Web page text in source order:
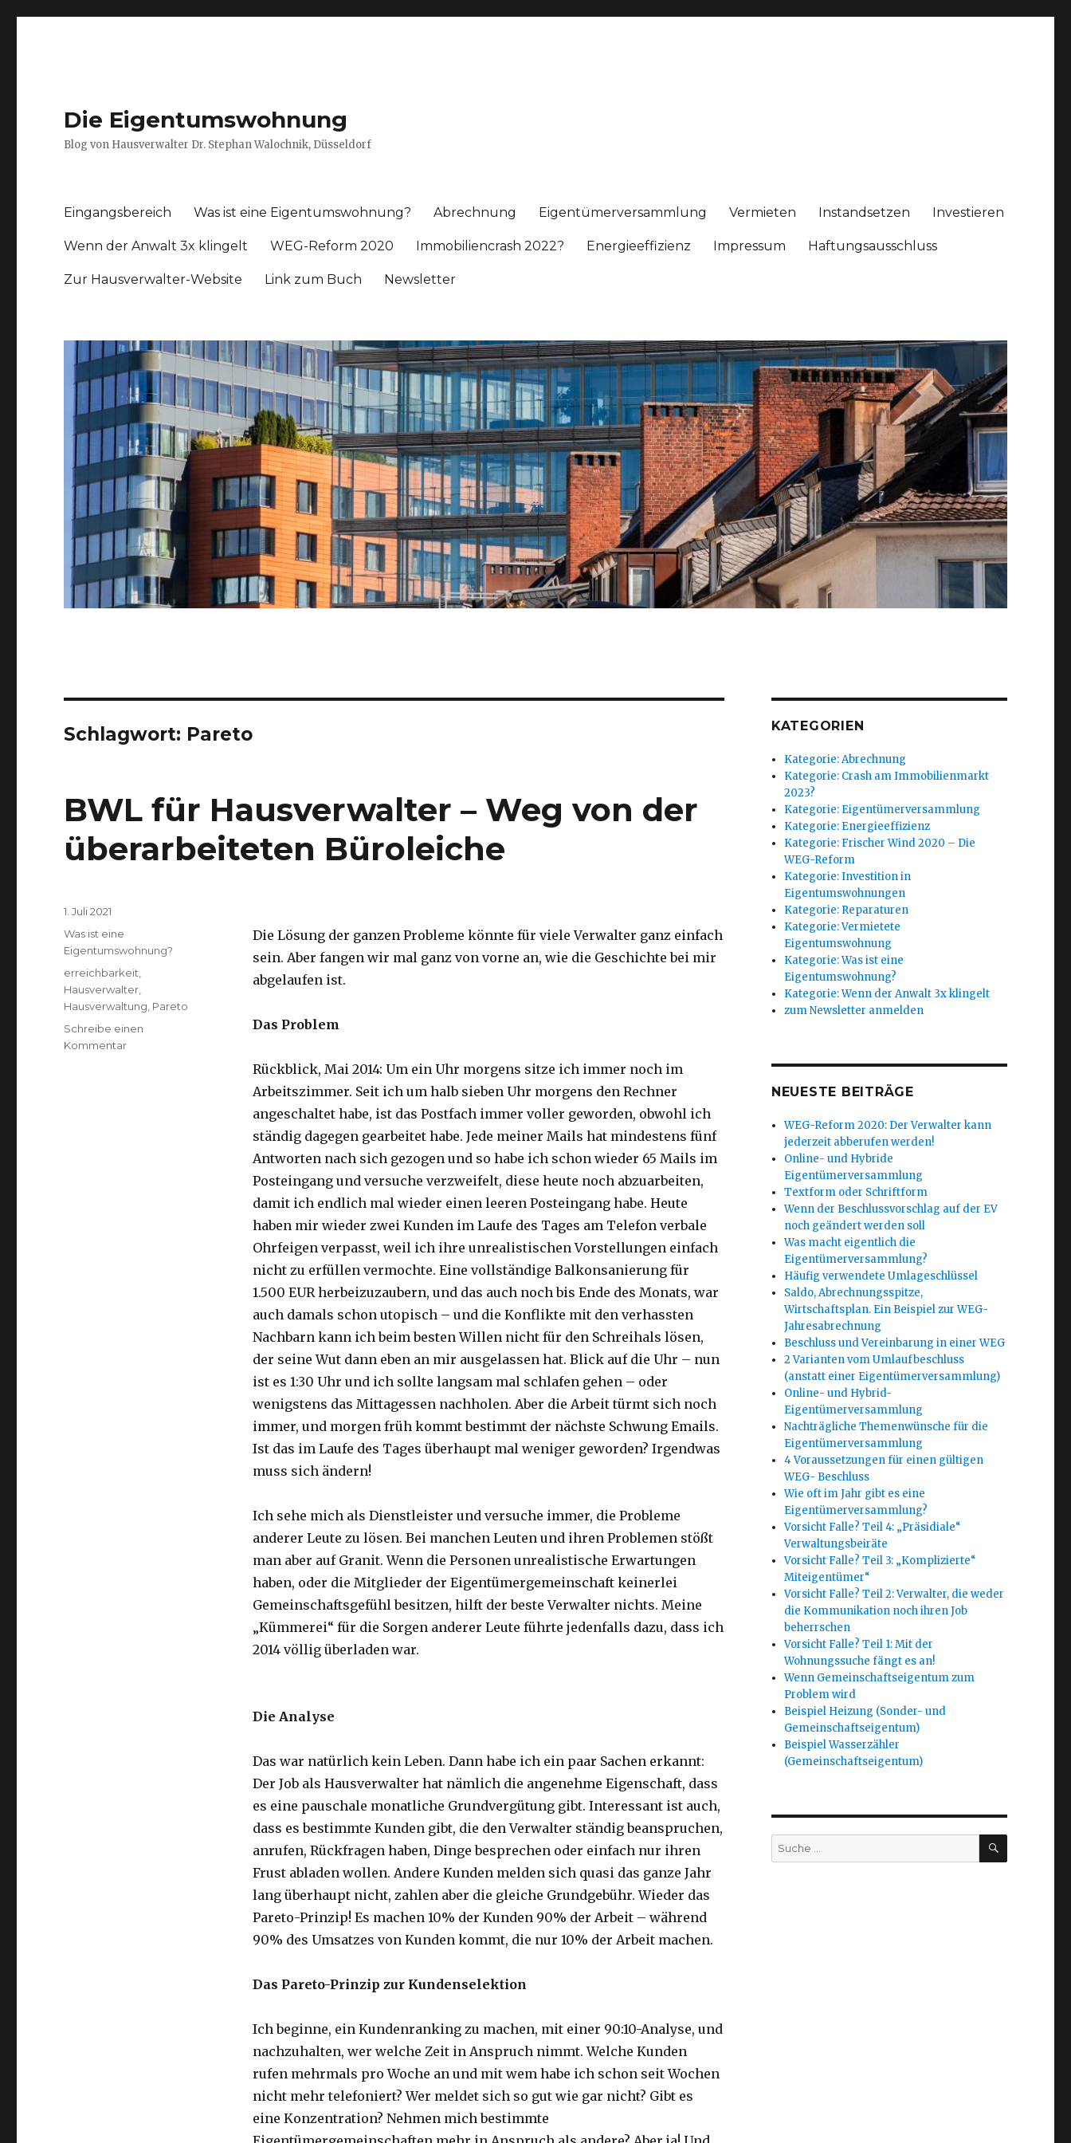
Die Eigentumswohnung
Blog von Hausverwalter Dr. Stephan Walochnik, Düsseldorf
Eingangsbereich Was ist eine Eigentumswohnung? Abrechnung Eigentümerversammlung Vermieten Instandsetzen Investieren
Wenn der Anwalt 3x klingelt WEG-Reform 2020 Immobiliencrash 2022? Energieeffizienz Impressum Haftungsausschluss
Zur Hausverwalter-Website Link zum Buch Newsletter
Schlagwort: Pareto
BWL für Hausverwalter – Weg von der
überarbeiteten Büroleiche
Die Lösung der ganzen Probleme könnte für viele Verwalter ganz einfach
sein. Aber fangen wir mal ganz von vorne an, wie die Geschichte bei mir
abgelaufen ist.
Das Problem
Rückblick, Mai 2014: Um ein Uhr morgens sitze ich immer noch im
Arbeitszimmer. Seit ich um halb sieben Uhr morgens den Rechner
angeschaltet habe, ist das Postfach immer voller geworden, obwohl ich
ständig dagegen gearbeitet habe. Jede meiner Mails hat mindestens fünf
Antworten nach sich gezogen und so habe ich schon wieder 65 Mails im
Posteingang und versuche verzweifelt, diese heute noch abzuarbeiten,
damit ich endlich mal wieder einen leeren Posteingang habe. Heute
haben mir wieder zwei Kunden im Laufe des Tages am Telefon verbale
Ohrfeigen verpasst, weil ich ihre unrealistischen Vorstellungen einfach
nicht zu erfüllen vermochte. Eine vollständige Balkonsanierung für
1.500 EUR herbeizuzaubern, und das auch noch bis Ende des Monats, war
auch damals schon utopisch – und die Konflikte mit den verhassten
Nachbarn kann ich beim besten Willen nicht für den Schreihals lösen,
der seine Wut dann eben an mir ausgelassen hat. Blick auf die Uhr – nun
ist es 1:30 Uhr und ich sollte langsam mal schlafen gehen – oder
wenigstens das Mittagessen nachholen. Aber die Arbeit türmt sich noch
immer, und morgen früh kommt bestimmt der nächste Schwung Emails.
Ist das im Laufe des Tages überhaupt mal weniger geworden? Irgendwas
muss sich ändern!
Ich sehe mich als Dienstleister und versuche immer, die Probleme
anderer Leute zu lösen. Bei manchen Leuten und ihren Problemen stößt
man aber auf Granit. Wenn die Personen unrealistische Erwartungen
haben, oder die Mitglieder der Eigentümergemeinschaft keinerlei
Gemeinschaftsgefühl besitzen, hilft der beste Verwalter nichts. Meine
„Kümmerei“ für die Sorgen anderer Leute führte jedenfalls dazu, dass ich
2014 völlig überladen war.
Die Analyse
Das war natürlich kein Leben. Dann habe ich ein paar Sachen erkannt:
Der Job als Hausverwalter hat nämlich die angenehme Eigenschaft, dass
es eine pauschale monatliche Grundvergütung gibt. Interessant ist auch,
dass es bestimmte Kunden gibt, die den Verwalter ständig beanspruchen,
anrufen, Rückfragen haben, Dinge besprechen oder einfach nur ihren
Frust abladen wollen. Andere Kunden melden sich quasi das ganze Jahr
lang überhaupt nicht, zahlen aber die gleiche Grundgebühr. Wieder das
Pareto-Prinzip! Es machen 10% der Kunden 90% der Arbeit – während
90% des Umsatzes von Kunden kommt, die nur 10% der Arbeit machen.
Das Pareto-Prinzip zur Kundenselektion
Ich beginne, ein Kundenranking zu machen, mit einer 90:10-Analyse, und
nachzuhalten, wer welche Zeit in Anspruch nimmt. Welche Kunden
rufen mehrmals pro Woche an und mit wem habe ich schon seit Wochen
nicht mehr telefoniert? Wer meldet sich so gut wie gar nicht? Gibt es
eine Konzentration? Nehmen mich bestimmte
Veröffentlicht
am
1. Juli 2021
Kategorien
Was ist eine
Eigentumswohnung?
Schlagwörter
erreichbarkeit,
Hausverwalter,
Hausverwaltung, Pareto
Schreibe einen
Kommentarzu
KATEGORIEN
Kategorie: Abrechnung
Kategorie: Crash am Immobilienmarkt
2023?
Kategorie: Eigentümerversammlung
Kategorie: Energieeffizienz
Kategorie: Frischer Wind 2020 – Die
WEG-Reform
Kategorie: Investition in
Eigentumswohnungen
Kategorie: Reparaturen
Kategorie: Vermietete
Eigentumswohnung
Kategorie: Was ist eine
Eigentumswohnung?
Kategorie: Wenn der Anwalt 3x klingelt
zum Newsletter anmelden
NEUESTE BEITRÄGE
WEG-Reform 2020: Der Verwalter kann
jederzeit abberufen werden!
Online- und Hybride
Eigentümerversammlung
Textform oder Schriftform
Wenn der Beschlussvorschlag auf der EV
noch geändert werden soll
Was macht eigentlich die
Eigentümerversammlung?
Häufig verwendete Umlageschlüssel
Saldo, Abrechnungsspitze,
Wirtschaftsplan. Ein Beispiel zur WEG-
Jahresabrechnung
Beschluss und Vereinbarung in einer WEG
2 Varianten vom Umlaufbeschluss
(anstatt einer Eigentümerversammlung)
Online- und Hybrid-
Eigentümerversammlung
Nachträgliche Themenwünsche für die
Eigentümerversammlung
4 Voraussetzungen für einen gültigen
WEG- Beschluss
Wie oft im Jahr gibt es eine
Eigentümerversammlung?
Vorsicht Falle? Teil 4: „Präsidiale“
Verwaltungsbeiräte
Vorsicht Falle? Teil 3: „Komplizierte“
Miteigentümer“
Vorsicht Falle? Teil 2: Verwalter, die weder
die Kommunikation noch ihren Job
beherrschen
Vorsicht Falle? Teil 1: Mit der
Wohnungssuche fängt es an!
Wenn Gemeinschaftseigentum zum
Problem wird
Beispiel Heizung (Sonder- und
Gemeinschaftseigentum)
Beispiel Wasserzähler
(Gemeinschaftseigentum)
Suche
nach:
SUCHEN